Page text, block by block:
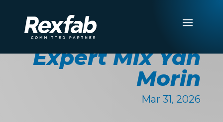
Expert Mix Yan
Morin
Mar 31, 2026